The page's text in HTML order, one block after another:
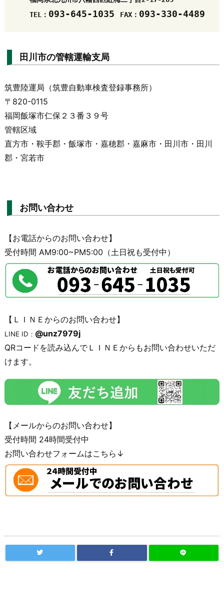
TEL： 093-645-1035 FAX：
田川市の管轄運輸支局
筑豊陸運局（筑豊自動車検査登録事務所）
〒820-0115
福岡飯塚市仁保２３番３９号
管轄区域
直方市・鞍手郡・飯塚市・嘉穂郡・嘉麻市・田川市・田川
郡・宮若市
お問い合わせ
【お電話からのお問い合わせ】
受付時間 AM9:00~PM5:00（土日祝も受付中）
【ＬＩＮＥからのお問い合わせ】
LINE ID： @unz7979j
QRコードを読み込んでＬＩＮＥからもお問い合わせいただ
けます。
【メールからのお問い合わせ】
受付時間 24時間受付中
お問い合わせフォームはこちら↓